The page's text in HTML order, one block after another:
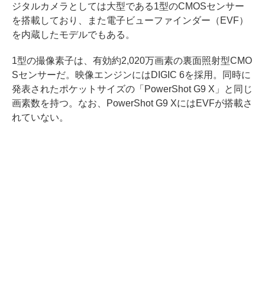
ジタルカメラとしては大型である1型のCMOSセンサー
を搭載しており、また電子ビューファインダー（EVF）
を内蔵したモデルでもある。
1型の撮像素子は、有効約2,020万画素の裏面照射型CMO
Sセンサーだ。映像エンジンにはDIGIC 6を採用。同時に
発表されたポケットサイズの「PowerShot G9 X」と同じ
画素数を持つ。なお、PowerShot G9 XにはEVFが搭載さ
れていない。